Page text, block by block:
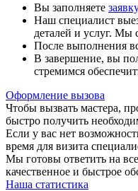
Вы заполняете
Наш специалист
деталей и услуг. Мы
После выполнения
В завершение, вы
стремимся
Оформление вызова
Чтобы вызвать мастера,
быстро получить
Если у вас нет
время для визита
Мы готовы ответить на
качественное и быстрое
Наша статистика